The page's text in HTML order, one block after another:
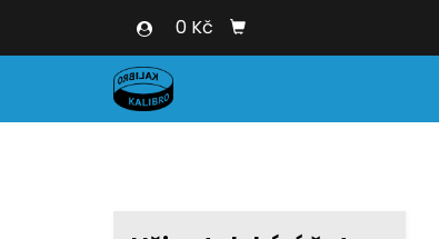
0 Kč